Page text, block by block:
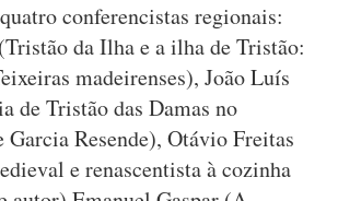
conferencistas regionais:
da Ilha e a ilha de Tristão:
madeirenses), João Luís
de Tristão das Damas no
Garcia Resende), Otávio Freitas
e renascentista à cozinha